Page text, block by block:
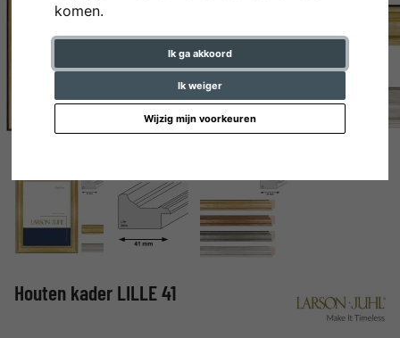
komen.
Ik ga akkoord
Ik weiger
Wijzig mijn voorkeuren
Houten kader LILLE 41